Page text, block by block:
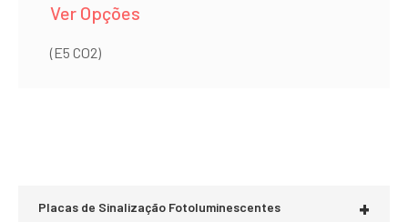
Ver Opções
(E5 CO2)
+
Placas de Sinalização Fotoluminescentes